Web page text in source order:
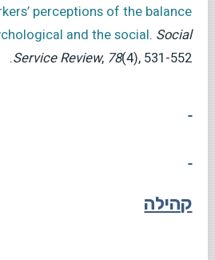
perceptions of the balance
and the social. Social
Service Review, 78(4), 531-552.‏
קהילה